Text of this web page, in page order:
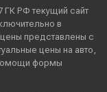
ГК РФ текущий сайт
в
представлены с
цены на авто,
формы